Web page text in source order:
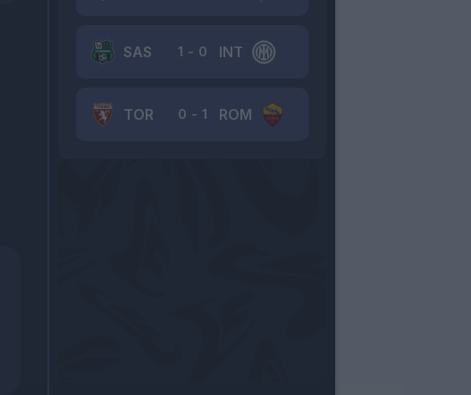
SAS INT
1 - 0
TOR ROM
0 - 1